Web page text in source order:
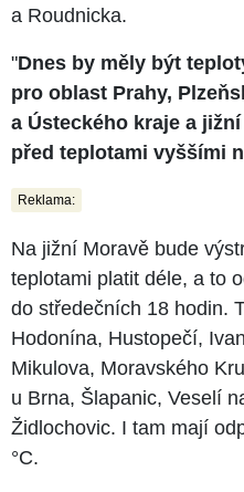
a Roudnicka.
"Dnes by měly být
pro oblast Prahy,
a Ústeckého kraje a
před teplotami vyššími
Reklama:
Na jižní Moravě bude
teplotami platit déle, a to
do středečních 18 hodin.
Hodonína, Hustopečí,
Mikulova, Moravského
u Brna, Šlapanic, Veselí
Židlochovic. I tam mají
°C.